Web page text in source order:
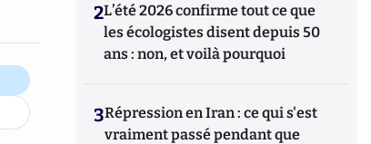
2L’été 2026 confirme tout ce que
les écologistes disent depuis 50
ans : non, et voilà pourquoi
3Répression en Iran : ce qui s'est
vraiment passé pendant que